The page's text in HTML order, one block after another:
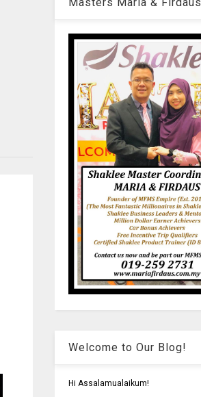
Welcome to Our Blog!
Hi Assalamualaikum!